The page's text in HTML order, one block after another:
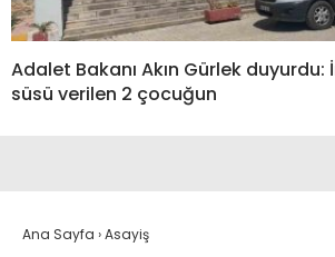
Adalet Bakanı Akın Gürlek
süsü verilen 2 çocuğun
Ana Sayfa ›Asayiş